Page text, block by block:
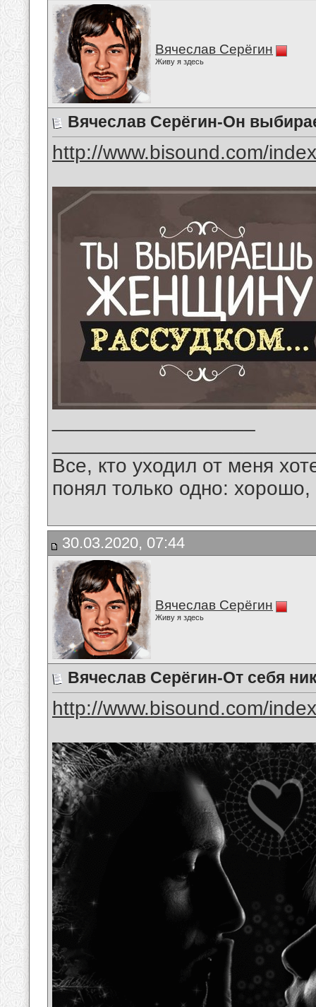
Вячеслав Серёгин
Живу я здесь
Вячеслав Серёгин-Он
http://www.bisound.com/
Все, кто уходил от меня
понял только одно:
30.03.2020, 07:44
Вячеслав Серёгин
Живу я здесь
Вячеслав Серёгин-От себя
http://www.bisound.com/